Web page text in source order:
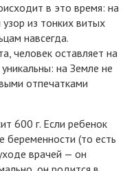
в это время: на
из тонких витых
навсегда.
человек оставляет на
на Земле не
отпечатками
600 г. Если ребенок
беременности (то есть
врачей — он